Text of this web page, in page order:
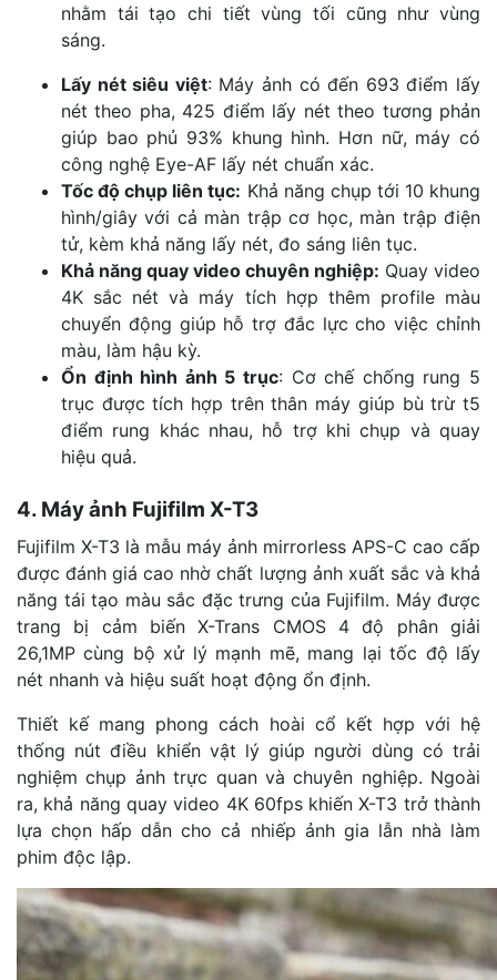
nhằm tái tạo chi tiết vùng tối cũng như vùng
sáng.
Lấy nét siêu việt: Máy ảnh có đến 693 điểm lấy
nét theo pha, 425 điểm lấy nét theo tương phản
giúp bao phủ 93% khung hình. Hơn nữ, máy có
công nghệ Eye-AF lấy nét chuẩn xác.
Tốc độ chụp liên tục: Khả năng chụp tới 10 khung
hình/giây với cả màn trập cơ học, màn trập điện
tử, kèm khả năng lấy nét, đo sáng liên tục.
Khả năng quay video chuyên nghiệp: Quay video
4K sắc nét và máy tích hợp thêm profile màu
chuyển động giúp hỗ trợ đắc lực cho việc chỉnh
màu, làm hậu kỳ.
Ổn định hình ảnh 5 trục: Cơ chế chống rung 5
trục được tích hợp trên thân máy giúp bù trừ t5
điểm rung khác nhau, hỗ trợ khi chụp và quay
hiệu quả.
4. Máy ảnh Fujifilm X-T3
Fujifilm X-T3 là mẫu máy ảnh mirrorless APS-C cao cấp
được đánh giá cao nhờ chất lượng ảnh xuất sắc và khả
năng tái tạo màu sắc đặc trưng của Fujifilm. Máy được
trang bị cảm biến X-Trans CMOS 4 độ phân giải
26,1MP cùng bộ xử lý mạnh mẽ, mang lại tốc độ lấy
nét nhanh và hiệu suất hoạt động ổn định.
Thiết kế mang phong cách hoài cổ kết hợp với hệ
thống nút điều khiển vật lý giúp người dùng có trải
nghiệm chụp ảnh trực quan và chuyên nghiệp. Ngoài
ra, khả năng quay video 4K 60fps khiến X-T3 trở thành
lựa chọn hấp dẫn cho cả nhiếp ảnh gia lẫn nhà làm
phim độc lập.